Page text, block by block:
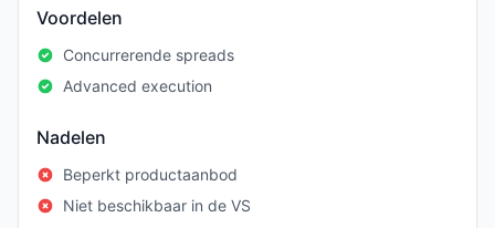
Voordelen
Concurrerende spreads
Advanced execution
Nadelen
Beperkt productaanbod
Niet beschikbaar in de VS